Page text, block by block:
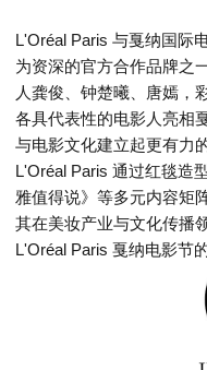
L'Oréal Paris 与戛纳国际
为资深的官方合作品牌之
人龚俊、钟楚曦、唐嫣，
各具代表性的电影人亮相
与电影文化建立起更有力
L'Oréal Paris 通过红毯造
雅值得说》等多元内容矩
其在美妆产业与文化传播
L'Oréal Paris 戛纳电影节